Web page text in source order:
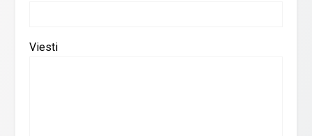
Viesti